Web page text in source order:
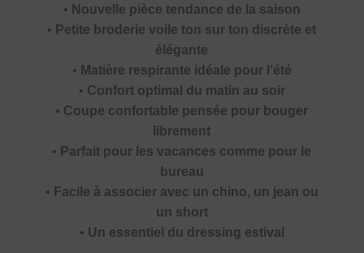
• Nouvelle pièce tendance de la saison
• Petite broderie voile ton sur ton discrète et
élégante
• Matière respirante idéale pour l’été
• Confort optimal du matin au soir
• Coupe confortable pensée pour bouger
librement
• Parfait pour les vacances comme pour le
bureau
• Facile à associer avec un chino, un jean ou
un short
• Un essentiel du dressing estival